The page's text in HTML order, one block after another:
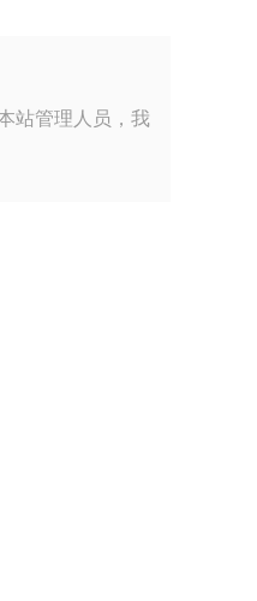
站管理人员，我